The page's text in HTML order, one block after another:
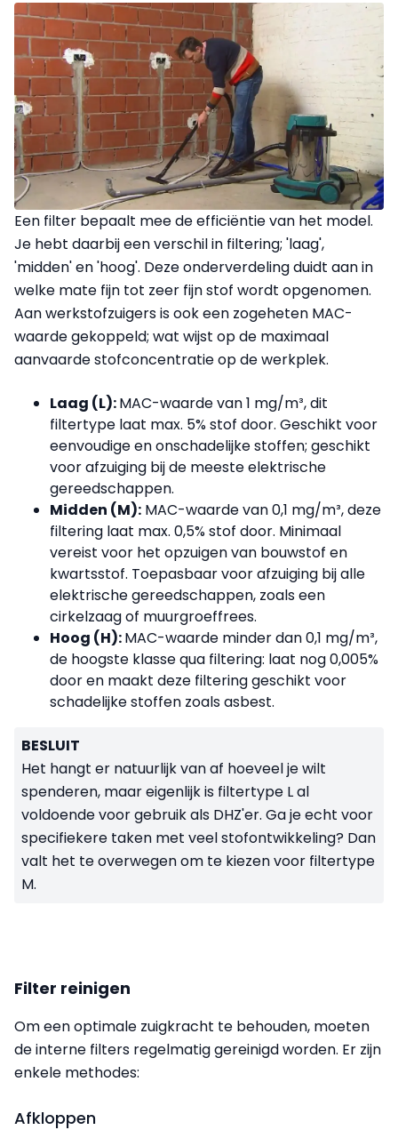
Een filter bepaalt mee de efficiëntie van het model.
Je hebt daarbij een verschil in filtering; 'laag',
'midden' en 'hoog'. Deze onderverdeling duidt aan in
welke mate fijn tot zeer fijn stof wordt opgenomen.
Aan werkstofzuigers is ook een zogeheten MAC-
waarde gekoppeld; wat wijst op de maximaal
aanvaarde stofconcentratie op de werkplek.
Laag (L):MAC-waarde van 1 mg/m³, dit
filtertype laat max. 5% stof door. Geschikt voor
eenvoudige en onschadelijke stoffen; geschikt
voor afzuiging bij de meeste elektrische
gereedschappen.
Midden (M): MAC-waarde van 0,1 mg/m³, deze
filtering laat max. 0,5% stof door. Minimaal
vereist voor het opzuigen van bouwstof en
kwartsstof. Toepasbaar voor afzuiging bij alle
elektrische gereedschappen, zoals een
cirkelzaag of muurgroeffrees.
Hoog (H):MAC-waarde minder dan 0,1 mg/m³,
de hoogste klasse qua filtering: laat nog 0,005%
door en maakt deze filtering geschikt voor
schadelijke stoffen zoals asbest.
BESLUIT
Het hangt er natuurlijk van af hoeveel je wilt
spenderen, maar eigenlijk is filtertype L al
voldoende voor gebruik als DHZ'er. Ga je echt voor
specifiekere taken met veel stofontwikkeling? Dan
valt het te overwegen om te kiezen voor filtertype
M.
Filter reinigen
Om een optimale zuigkracht te behouden, moeten
de interne filters regelmatig gereinigd worden. Er zijn
enkele methodes:
Afkloppen